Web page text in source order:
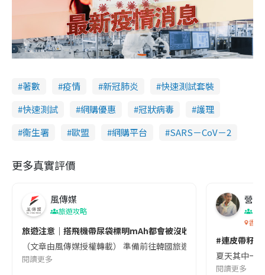
著數 疫情 新冠肺炎
快速測試套裝
快速測試
網購優惠 冠狀病毒
護理
衞生署
歐盟 網購平台 SARS－CoV－2
更多真實評價
風傳媒
旅遊攻略
旅遊注意｜搭飛機帶尿袋標明mAh都會被沒收😱出發前切記檢查
（文章由風傳媒授權轉載） 準備前往韓國旅遊的民眾，近期要
閱讀更多
營養
香港
#連皮帶籽
夏天其中一
閱讀更多